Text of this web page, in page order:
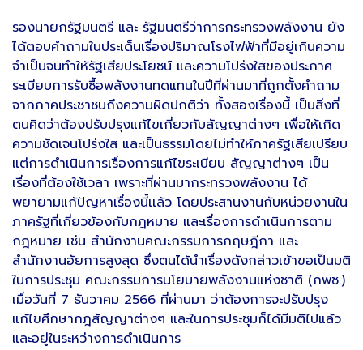
รองนายกรัฐมนตรี และ รัฐมนตรีว่าการกระทรวงพลังงาน ยัง
ได้ตอบคำถามในประเด็นเรื่องปริมาณโรงไฟฟ้าที่มีอยู่เกินความ
จำเป็นจนทำให้รัฐเสียประโยชน์ และความโปร่งใสของประกาศ
ระเบียบการรับซื้อพลังงานทดแทนในปีที่ผ่านมาที่ถูกตั้งคำถาม
จากภาคประชาชนถึงความผิดปกติว่า ทั้งสองเรื่องนี้ เป็นสิ่งที่
ตนคิดว่าต้องปรับปรุงแก้ไขเกี่ยวกับสัญญาต่างๆ เพื่อให้เกิด
ความชัดเจนโปร่งใส และเป็นธรรมโดยไม่ทำให้ภาครัฐเสียเปรียบ
แต่การดำเนินการเรื่องการแก้ไขระเบียบ สัญญาต่างๆ เป็น
เรื่องที่ต้องใช้เวลา เพราะที่ผ่านมากระทรวงพลังงาน ได้
พยายามแก้ปัญหาเรื่องนี้เเล้ว โดยประสานงานกับหน่วยงานใน
ภาครัฐที่เกี่ยวข้องกับกฎหมาย และเรื่องการดำเนินการตาม
กฎหมาย เช่น สำนักงานคณะกรรมการกฤษฎีกา และ
สำนักงานอัยการสูงสุด ซึ่งตนได้นำเรื่องดังกล่าวเข้าขอเป็นมติ
ในการประชุม คณะกรรมการนโยบายพลังงานแห่งชาติ (กพช.)
เมื่อวันที่ 7 ธันวาคม 2566 ที่ผ่านมา ว่าต้องการจะปรับปรุง
แก้ไขศึกษากฎสัญญาต่างๆ และในการประชุมก็ได้มีมติไปแล้ว
และอยู่ในระหว่างการดำเนินการ